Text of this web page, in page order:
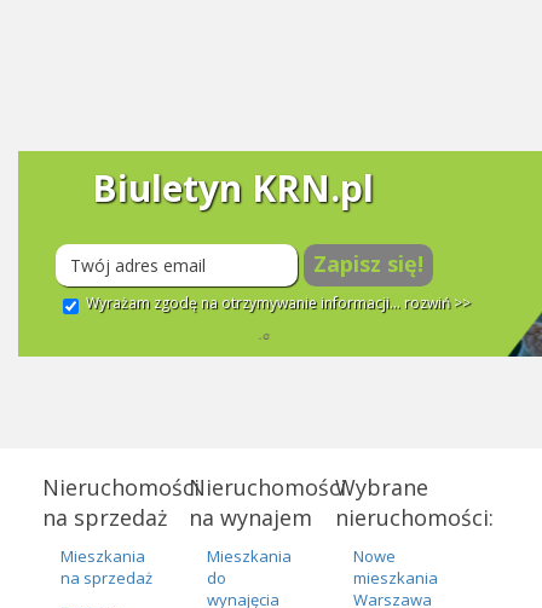
Biuletyn KRN.pl
Zapisz się!
Wyrażam zgodę na otrzymywanie informacji... rozwiń >>
Nieruchomości
na sprzedaż
Mieszkania
na sprzedaż
Nieruchomości
na wynajem
Mieszkania
do
wynajęcia
Wybrane
nieruchomości:
Nowe
mieszkania
Warszawa